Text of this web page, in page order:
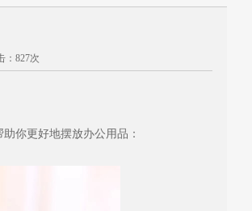
：827次
你更好地摆放办公用品：